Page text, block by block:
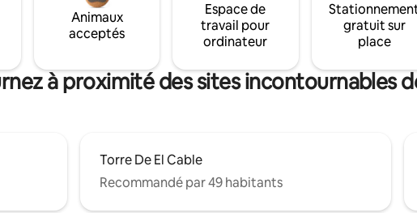
Animaux
acceptés
Espace de
travail pour
ordinateur
gratuit sur
place
à proximité des sites incontournables
Torre De El Cable
Recommandé par 49 habitants